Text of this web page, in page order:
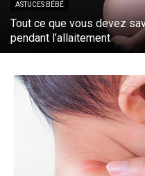
ASTUCES BÉBÉ
Tout ce que vous devez
pendant l’allaitement